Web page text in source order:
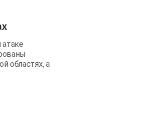
областях, а